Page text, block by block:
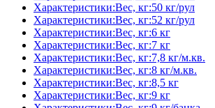
Характеристики:Вес, кг:50 кг/рул
Характеристики:Вес, кг:52 кг/рул
Характеристики:Вес, кг:6 кг
Характеристики:Вес, кг:7 кг
Характеристики:Вес, кг:7,8 кг/м.кв.
Характеристики:Вес, кг:8 кг/м.кв.
Характеристики:Вес, кг:8,5 кг
Характеристики:Вес, кг:9 кг